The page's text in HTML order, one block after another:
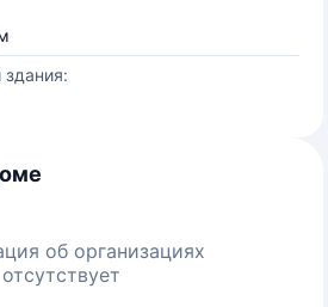
здания:
об организациях
отсутствует